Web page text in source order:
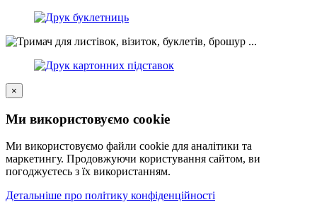
×
Ми використовуємо cookie
Ми використовуємо файли cookie для аналітики та
маркетингу. Продовжуючи користування сайтом, ви
погоджуєтесь з їх використанням.
Детальніше про політику конфіденційності